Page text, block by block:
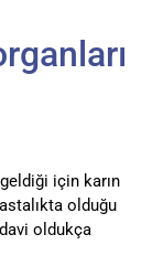
için karın
olduğu
oldukça